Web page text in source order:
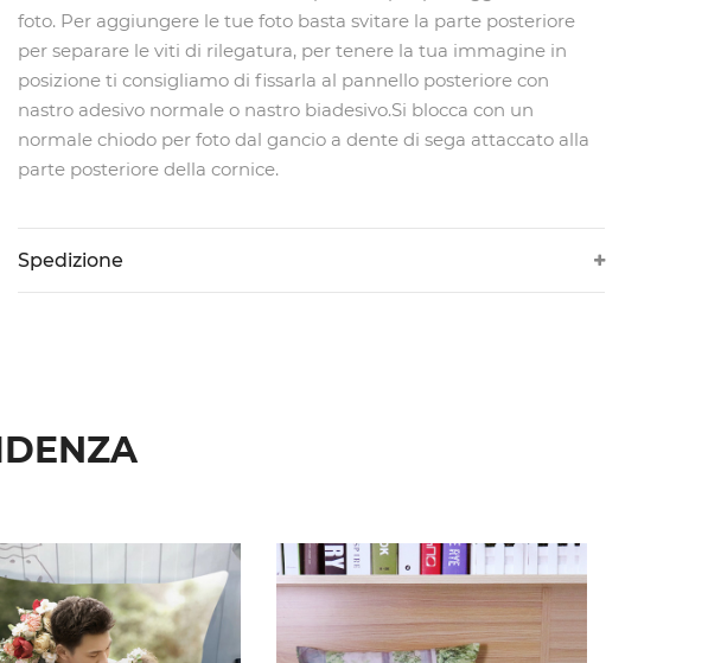
foto. Per aggiungere le tue foto basta svitare la parte posteriore
per separare le viti di rilegatura, per tenere la tua immagine in
posizione ti consigliamo di fissarla al pannello posteriore con
nastro adesivo normale o nastro biadesivo.Si blocca con un
normale chiodo per foto dal gancio a dente di sega attaccato alla
parte posteriore della cornice.
Spedizione